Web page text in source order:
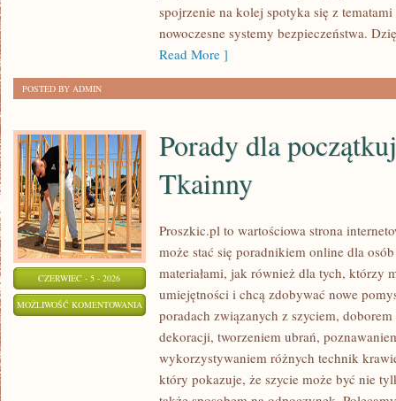
spojrzenie na kolej spotyka się z
nowoczesne systemy bezpieczeństwa.
Read More ]
POSTED BY ADMIN
CZERWIEC - 5 - 2026
MOŻLIWOŚĆ KOMENTOWANIA
POCZĄTKUJĄCYCH
Porady dla
Tkainny
Proszkic.pl to wartościowa strona
może stać się poradnikiem online dla
materiałami, jak również dla tych, którzy
umiejętności i chcą zdobywać nowe
poradach związanych z szyciem,
dekoracji, tworzeniem ubrań,
wykorzystywaniem różnych technik
który pokazuje, że szycie może być nie